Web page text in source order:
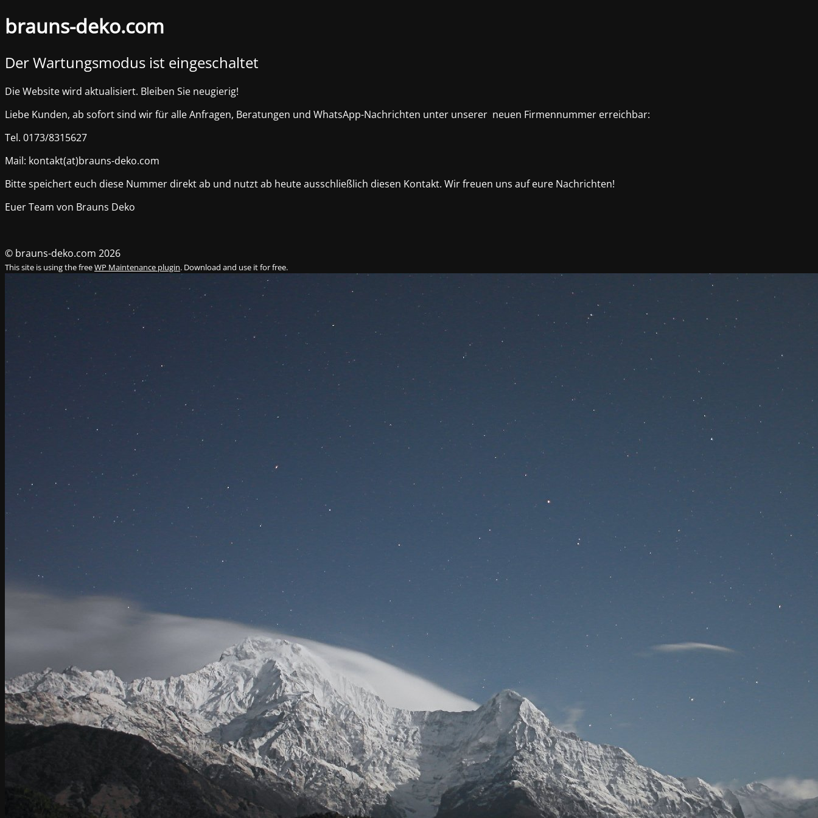
brauns-deko.com
Der Wartungsmodus ist eingeschaltet
Die Website wird aktualisiert. Bleiben Sie neugierig!
Liebe Kunden, ab sofort sind wir für alle Anfragen, Beratungen und WhatsApp-Nachrichten unter unserer neuen Firmennummer erreichbar:
Tel. 0173/8315627
Mail: kontakt(at)brauns-deko.com
Bitte speichert euch diese Nummer direkt ab und nutzt ab heute ausschließlich diesen Kontakt. Wir freuen uns auf eure Nachrichten!
Euer Team von Brauns Deko
© brauns-deko.com 2026
This site is using the freeWP Maintenance plugin. Download and use it for free.